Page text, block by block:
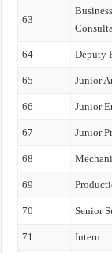
63
64 Deputy
65 Junior
66 Junior
67 Junior
68
69
70 Senior
71 Intern